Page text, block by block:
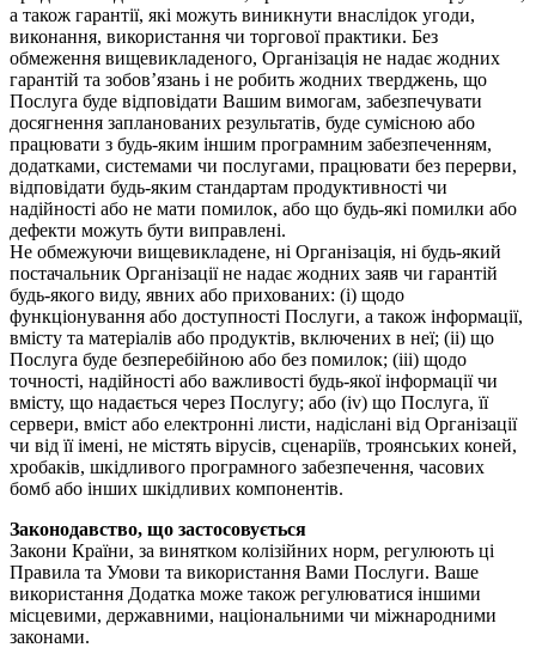
а також гарантії, які можуть виникнути внаслідок угоди,
виконання, використання чи торгової практики. Без
обмеження вищевикладеного, Організація не надає жодних
гарантій та зобов’язань і не робить жодних тверджень, що
Послуга буде відповідати Вашим вимогам, забезпечувати
досягнення запланованих результатів, буде сумісною або
працювати з будь-яким іншим програмним забезпеченням,
додатками, системами чи послугами, працювати без перерви,
відповідати будь-яким стандартам продуктивності чи
надійності або не мати помилок, або що будь-які помилки або
дефекти можуть бути виправлені.
Не обмежуючи вищевикладене, ні Організація, ні будь-який
постачальник Організації не надає жодних заяв чи гарантій
будь-якого виду, явних або прихованих: (i) щодо
функціонування або доступності Послуги, а також інформації,
вмісту та матеріалів або продуктів, включених в неї; (ii) що
Послуга буде безперебійною або без помилок; (iii) щодо
точності, надійності або важливості будь-якої інформації чи
вмісту, що надається через Послугу; або (iv) що Послуга, її
сервери, вміст або електронні листи, надіслані від Організації
чи від її імені, не містять вірусів, сценаріїв, троянських коней,
хробаків, шкідливого програмного забезпечення, часових
бомб або інших шкідливих компонентів.
Законодавство, що застосовується
Закони Країни, за винятком колізійних норм, регулюють ці
Правила та Умови та використання Вами Послуги. Ваше
використання Додатка може також регулюватися іншими
місцевими, державними, національними чи міжнародними
законами.